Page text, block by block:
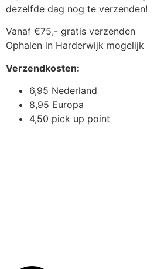
dezelfde dag nog te verzenden!
Vanaf €75,- gratis verzenden
Ophalen in Harderwijk mogelijk
Verzendkosten:
6,95 Nederland
8,95 Europa
4,50 pick up point